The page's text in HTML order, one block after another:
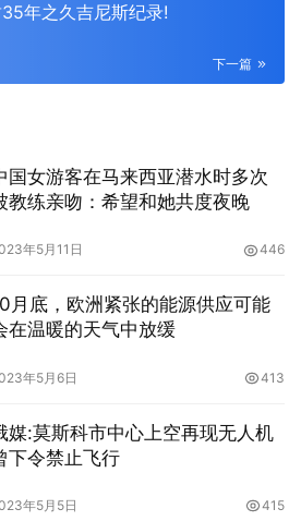
年之久吉尼斯纪录!
下一篇
国女游客在马来西亚潜水时多次
教练亲吻：希望和她共度夜晚
年5月11日 446
月底，欧洲紧张的能源供应可能
在温暖的天气中放缓
年5月6日 413
媒:莫斯科市中心上空再现无人机
下令禁止飞行
年5月5日 415